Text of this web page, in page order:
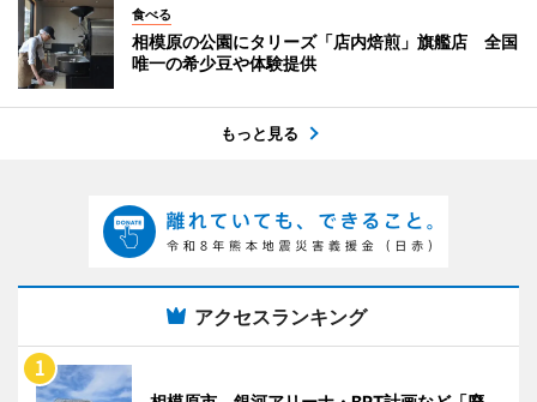
食べる
相模原の公園にタリーズ「店内焙煎」旗艦店 全国
唯一の希少豆や体験提供
もっと見る
アクセスランキング